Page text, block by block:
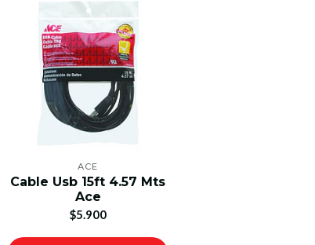
ACE
Cable Usb 15ft 4.57 Mts
Ace
$5.900